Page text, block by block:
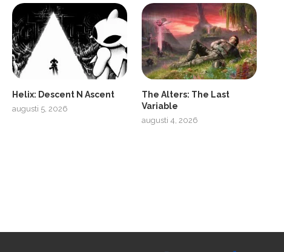
Helix: Descent N Ascent
augusti 5, 2026
The Alters: The Last
Variable
augusti 4, 2026